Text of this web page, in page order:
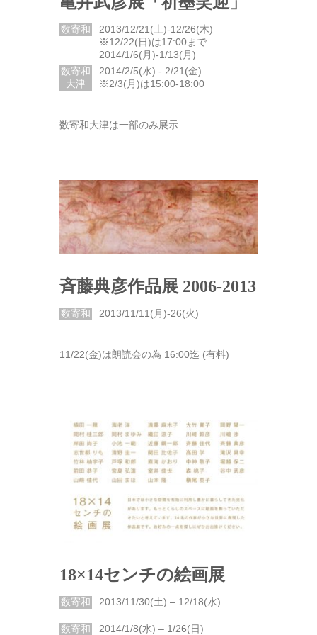
数寄和
2013/12/21(土)-12/26(木)
※12/22(日)は17:00まで
2014/1/6(月)-1/13(月)
数寄和
大津
2014/2/5(水) ‐ 2/21(金)
※2/3(月)は15:00-18:00
数寄和大津は一部のみ展示
斉藤典彦作品展 2006-2013
数寄和 2013/11/11(月)-26(火)
11/22(金)は朗読会の為 16:00迄 (有料)
18×14センチの絵画展
数寄和 2013/11/30(土) – 12/18(水)
数寄和 2014/1/8(水) – 1/26(日)